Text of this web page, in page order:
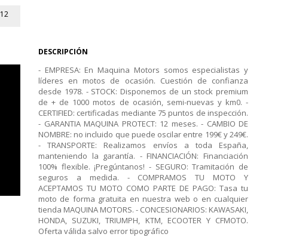
12
DESCRIPCIÓN
- EMPRESA: En Maquina Motors somos especialistas y
líderes en motos de ocasión. Cuestión de confianza
desde 1978. - STOCK: Disponemos de un stock premium
de + de 1000 motos de ocasión, semi-nuevas y km0. -
CERTIFIED: certificadas mediante 75 puntos de inspección.
- GARANTIA MAQUINA PROTECT: 12 meses. - CAMBIO DE
NOMBRE: no incluido que puede oscilar entre 199€ y 249€.
- TRANSPORTE: Realizamos envíos a toda España,
manteniendo la garantía. - FINANCIACIÓN: Financiación
100% flexible. ¡Pregúntanos! - SEGURO: Tramitación de
seguros a medida. - COMPRAMOS TU MOTO Y
ACEPTAMOS TU MOTO COMO PARTE DE PAGO: Tasa tu
moto de forma gratuita en nuestra web o en cualquier
tienda MAQUINA MOTORS. - CONCESIONARIOS: KAWASAKI,
HONDA, SUZUKI, TRIUMPH, KTM, ECOOTER Y CFMOTO.
Oferta válida salvo error tipográfico